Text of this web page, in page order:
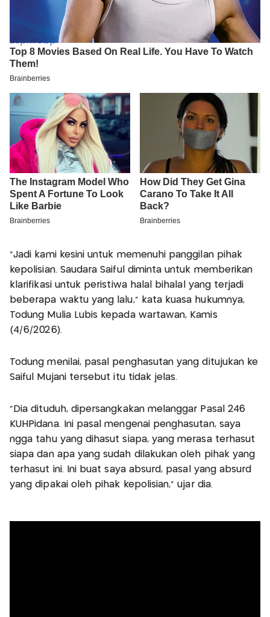
"Jadi kami kesini untuk memenuhi panggilan pihak
kepolisian. Saudara Saiful diminta untuk memberikan
klarifikasi untuk peristiwa halal bihalal yang terjadi
beberapa waktu yang lalu," kata kuasa hukumnya,
Todung Mulia Lubis kepada wartawan, Kamis
(4/6/2026).
Todung menilai, pasal penghasutan yang ditujukan ke
Saiful Mujani tersebut itu tidak jelas.
"Dia dituduh, dipersangkakan melanggar Pasal 246
KUHPidana. Ini pasal mengenai penghasutan, saya
ngga tahu yang dihasut siapa, yang merasa terhasut
siapa dan apa yang sudah dilakukan oleh pihak yang
terhasut ini. Ini buat saya absurd, pasal yang absurd
yang dipakai oleh pihak kepolisian," ujar dia.